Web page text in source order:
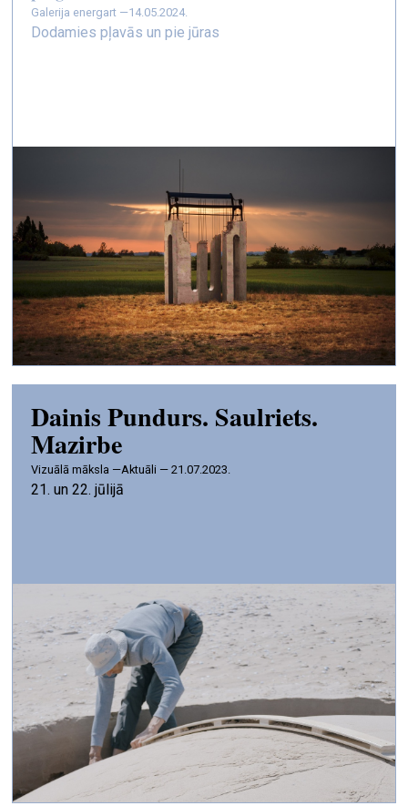
galerija energart —14.05.2024.
Dodamies pļavās un pie jūras
Dainis Pundurs. Saulriets.
Mazirbe
vizuālā māksla —Aktuāli — 21.07.2023.
21. un 22. jūlijā